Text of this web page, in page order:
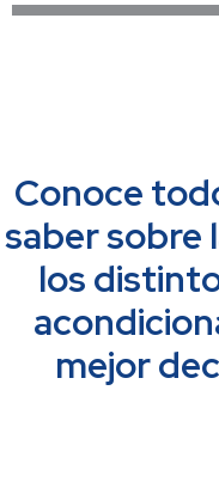
Conoce
saber sobre
los
mejor